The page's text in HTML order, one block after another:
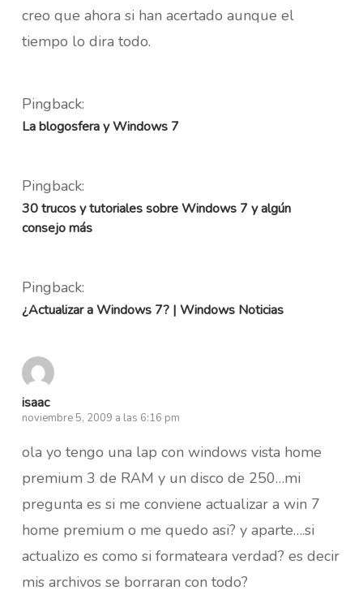
creo que ahora si han acertado aunque el
tiempo lo dira todo.
Pingback:
La blogosfera y Windows 7
Pingback:
30 trucos y tutoriales sobre Windows 7 y algún
consejo más
Pingback:
¿Actualizar a Windows 7? | Windows Noticias
isaac
noviembre 5, 2009 a las 6:16 pm
ola yo tengo una lap con windows vista home
premium 3 de RAM y un disco de 250…mi
pregunta es si me conviene actualizar a win 7
home premium o me quedo asi? y aparte….si
actualizo es como si formateara verdad? es decir
mis archivos se borraran con todo?